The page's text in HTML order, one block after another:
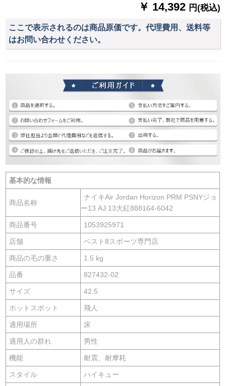
￥ 14,392 円(税込)
ここで表示されるのは商品原価です。代理費用、送料等
はお問い合わせください。
基本的な情報
商品名称
ナイキAir Jordan Horizon PRM PSNYジョ
ー13 AJ 13大紅888164-6042
商品番号 1053925971
店舗 ベスト8スポーツ専門店
商品の毛の重さ 1.5 kg
品番 827432-02
サイズ 42.5
ホットスポット 飛人
適用場所 床
適用人の群れ 男性
機能 耐震、耐摩耗
スタイル ハイキュー